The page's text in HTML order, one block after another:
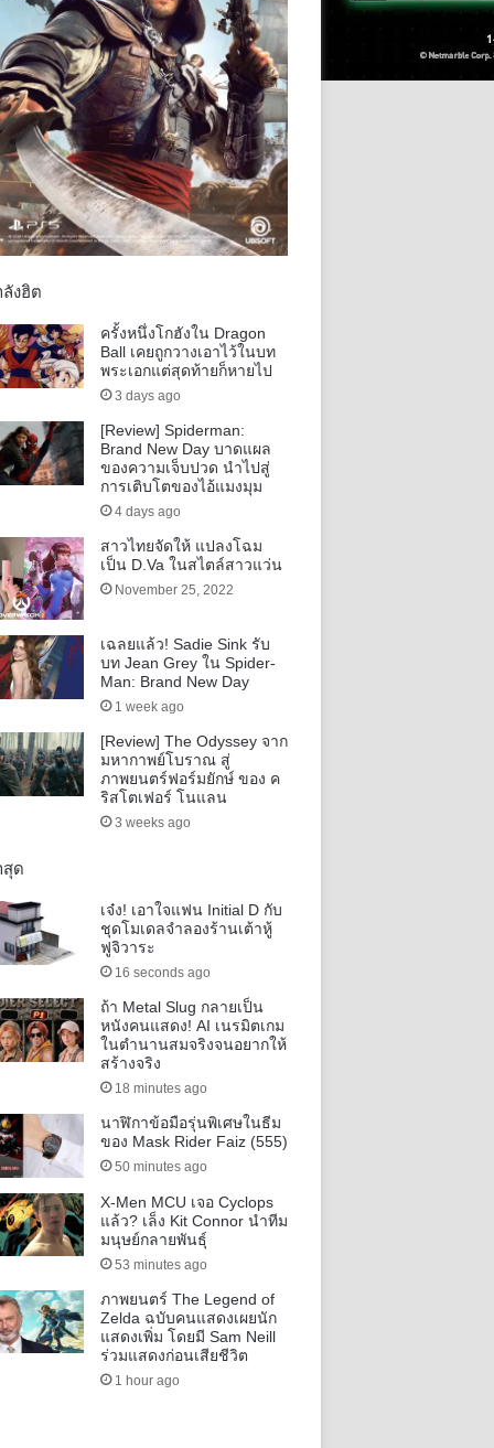
ลังฮิต
ครั้งหนึ่งโกฮังใน Dragon
Ball เคยถูกวางเอาไว้ในบท
พระเอกแต่สุดท้ายก็หายไป
3 days ago
[Review] Spiderman:
Brand New Day บาดแผล
ของความเจ็บปวด นำไปสู่
การเติบโตของไอ้แมงมุม
4 days ago
สาวไทยจัดให้ แปลงโฉม
เป็น D.Va ในสไตล์สาวแว่น
November 25, 2022
เฉลยแล้ว! Sadie Sink รับ
บท Jean Grey ใน Spider-
Man: Brand New Day
1 week ago
[Review] The Odyssey จาก
มหากาพย์โบราณ สู่
ภาพยนตร์ฟอร์มยักษ์ ของ ค
ริสโตเฟอร์ โนแลน
3 weeks ago
สุด
เจ๋ง! เอาใจแฟน Initial D กับ
ชุดโมเดลจำลองร้านเต้าหู้
ฟูจิวาระ
16 seconds ago
ถ้า Metal Slug กลายเป็น
หนังคนแสดง! AI เนรมิตเกม
ในตำนานสมจริงจนอยากให้
สร้างจริง
18 minutes ago
นาฬิกาข้อมือรุ่นพิเศษในธีม
ของ Mask Rider Faiz (555)
50 minutes ago
X-Men MCU เจอ Cyclops
แล้ว? เล็ง Kit Connor นำทีม
มนุษย์กลายพันธุ์
53 minutes ago
ภาพยนตร์ The Legend of
Zelda ฉบับคนแสดงเผยนัก
แสดงเพิ่ม โดยมี Sam Neill
ร่วมแสดงก่อนเสียชีวิต
1 hour ago